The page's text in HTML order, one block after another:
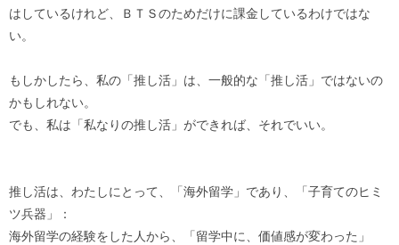
はしているけれど、ＢＴＳのためだけに課金しているわけではな
い。
もしかしたら、私の「推し活」は、一般的な「推し活」ではないの
かもしれない。
でも、私は「私なりの推し活」ができれば、それでいい。
推し活は、わたしにとって、「海外留学」であり、「子育てのヒミ
ツ兵器」：
海外留学の経験をした人から、「留学中に、価値感が変わった」